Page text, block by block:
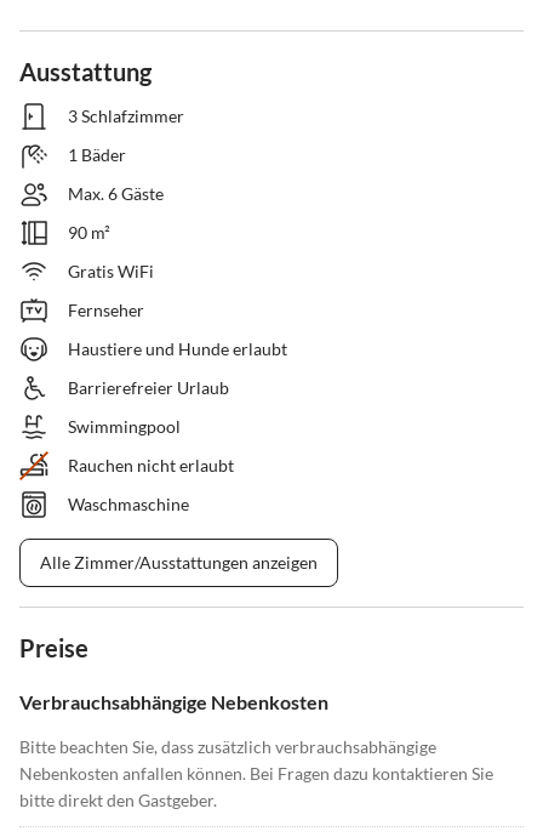
Ausstattung
3 Schlafzimmer
1 Bäder
Max. 6 Gäste
90 m²
Gratis WiFi
Fernseher
Haustiere und Hunde erlaubt
Barrierefreier Urlaub
Swimmingpool
Rauchen nicht erlaubt
Waschmaschine
Alle Zimmer/Ausstattungen anzeigen
Preise
Verbrauchsabhängige Nebenkosten
Bitte beachten Sie, dass zusätzlich verbrauchsabhängige
Nebenkosten anfallen können. Bei Fragen dazu kontaktieren Sie
bitte direkt den Gastgeber.